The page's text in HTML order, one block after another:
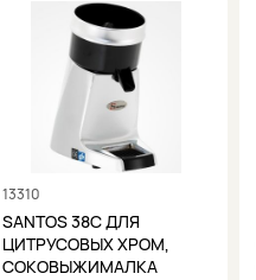
13310
SANTOS 38C ДЛЯ
ЦИТРУСОВЫХ ХРОМ,
СОКОВЫЖИМАЛКА